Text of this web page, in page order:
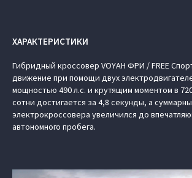
ХАРАКТЕРИСТИКИ
Гибридный кроссовер VOYAH ФРИ / FREE
движение при помощи двух
мощностью 490 л.с. и крутящим моментом в
сотни достигается за 4,8 секунды, а
электрокроссовера увеличился до
автономного пробега.